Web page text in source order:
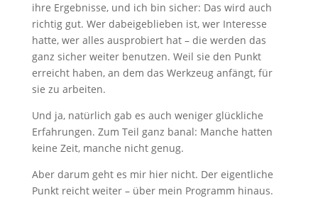
ihre Ergebnisse, und ich bin sicher: Das wird auch
richtig gut. Wer dabeigeblieben ist, wer Interesse
hatte, wer alles ausprobiert hat – die werden das
ganz sicher weiter benutzen. Weil sie den Punkt
erreicht haben, an dem das Werkzeug anfängt, für
sie zu arbeiten.
Und ja, natürlich gab es auch weniger glückliche
Erfahrungen. Zum Teil ganz banal: Manche hatten
keine Zeit, manche nicht genug.
Aber darum geht es mir hier nicht. Der eigentliche
Punkt reicht weiter – über mein Programm hinaus.